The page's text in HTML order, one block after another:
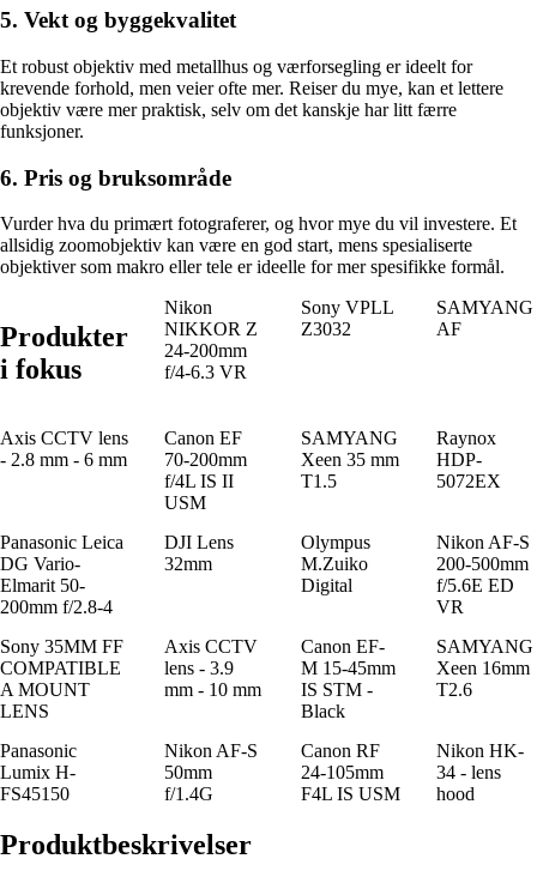
5. Vekt og byggekvalitet
Et robust objektiv med metallhus og værforsegling er ideelt for
krevende forhold, men veier ofte mer. Reiser du mye, kan et lettere
objektiv være mer praktisk, selv om det kanskje har litt færre
funksjoner.
6. Pris og bruksområde
Vurder hva du primært fotograferer, og hvor mye du vil investere. Et
allsidig zoomobjektiv kan være en god start, mens spesialiserte
objektiver som makro eller tele er ideelle for mer spesifikke formål.
Produkter
i fokus
Nikon
NIKKOR Z
24-200mm
f/4-6.3 VR
Sony VPLL
Z3032
SAMYANG
AF
Axis CCTV lens
- 2.8 mm - 6 mm
Canon EF
70-200mm
f/4L IS II
USM
SAMYANG
Xeen 35 mm
T1.5
Raynox
HDP-
5072EX
Panasonic Leica
DG Vario-
Elmarit 50-
200mm f/2.8-4
DJI Lens
32mm
Olympus
M.Zuiko
Digital
Nikon AF-S
200-500mm
f/5.6E ED
VR
Sony 35MM FF
COMPATIBLE
A MOUNT
LENS
Axis CCTV
lens - 3.9
mm - 10 mm
Canon EF-
M 15-45mm
IS STM -
Black
SAMYANG
Xeen 16mm
T2.6
Panasonic
Lumix H-
FS45150
Nikon AF-S
50mm
f/1.4G
Canon RF
24-105mm
F4L IS USM
Nikon HK-
34 - lens
hood
Produktbeskrivelser